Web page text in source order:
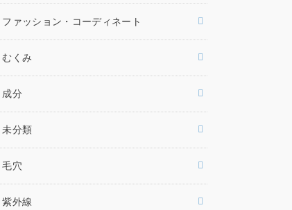
ファッション・コーディネート
むくみ
成分
未分類
毛穴
紫外線